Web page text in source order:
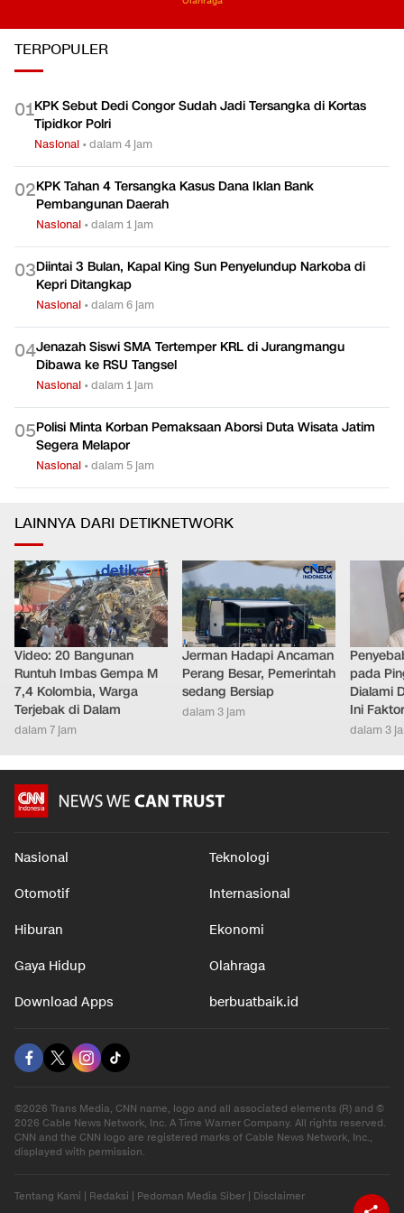
TERPOPULER
01KPK Sebut Dedi Congor Sudah Jadi Tersangka di Kortas
Tipidkor Polri
Nasional •dalam 4 jam
02KPK Tahan 4 Tersangka Kasus Dana Iklan Bank
Pembangunan Daerah
Nasional •dalam 1 jam
03Diintai 3 Bulan, Kapal King Sun Penyelundup Narkoba di
Kepri Ditangkap
Nasional •dalam 6 jam
04Jenazah Siswi SMA Tertemper KRL di Jurangmangu
Dibawa ke RSU Tangsel
Nasional •dalam 1 jam
05Polisi Minta Korban Pemaksaan Aborsi Duta Wisata Jatim
Segera Melapor
Nasional •dalam 5 jam
LAINNYA DARI DETIKNETWORK
Video: 20 Bangunan
Runtuh Imbas Gempa M
7,4 Kolombia, Warga
Terjebak di Dalam
dalam 7 jam
Jerman Hadapi Ancaman
Perang Besar, Pemerintah
sedang Bersiap
dalam 3 jam
pada
Dialami
Ini
dalam 3
Nasional Teknologi
Otomotif Internasional
Hiburan Ekonomi
Gaya Hidup Olahraga
Download Apps berbuatbaik.id
©2026 Trans Media, CNN name, logo and all associated elements (R) and ©
2026 Cable News Network, Inc. A Time Warner Company. All rights reserved.
CNN and the CNN logo are registered marks of Cable News Network, Inc.,
displayed with permission.
Tentang Kami | Redaksi | Pedoman Media Siber | Disclaimer